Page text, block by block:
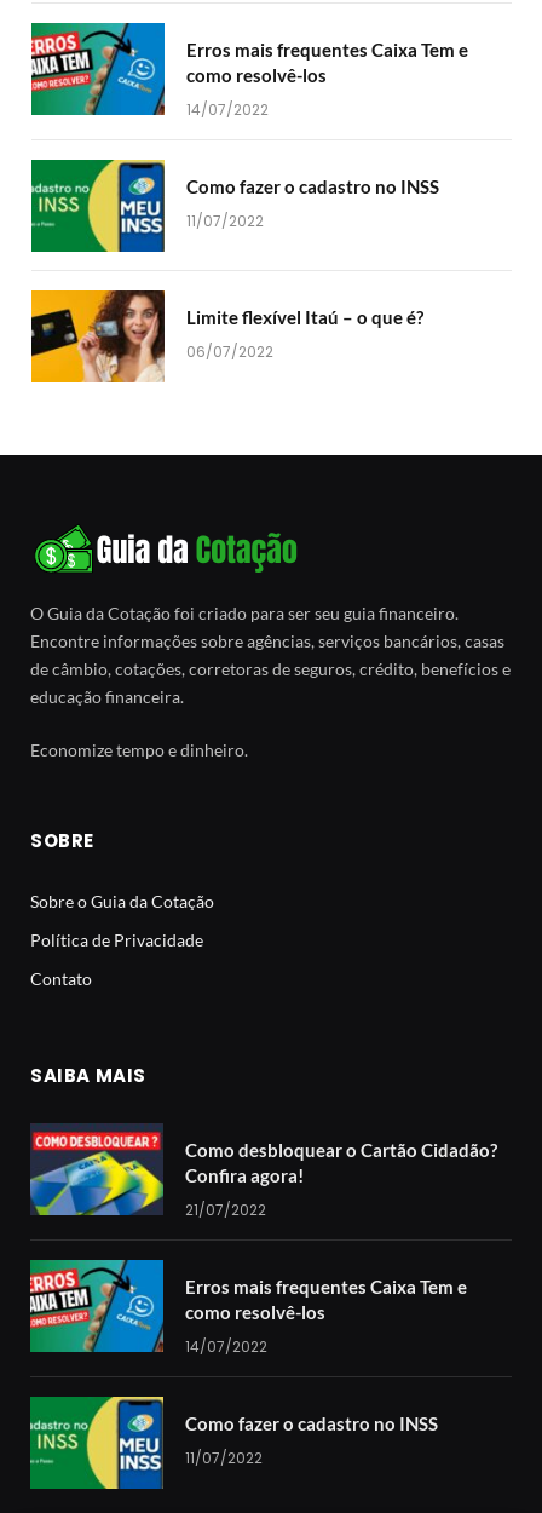
Erros mais frequentes Caixa Tem e
como resolvê-los
14/07/2022
Como fazer o cadastro no INSS
11/07/2022
Limite flexível Itaú – o que é?
06/07/2022
O Guia da Cotação foi criado para ser seu guia financeiro.
Encontre informações sobre agências, serviços bancários, casas
de câmbio, cotações, corretoras de seguros, crédito, benefícios e
educação financeira.
Economize tempo e dinheiro.
SOBRE
Sobre o Guia da Cotação
Política de Privacidade
Contato
SAIBA MAIS
Como desbloquear o Cartão Cidadão?
Confira agora!
21/07/2022
Erros mais frequentes Caixa Tem e
como resolvê-los
14/07/2022
Como fazer o cadastro no INSS
11/07/2022